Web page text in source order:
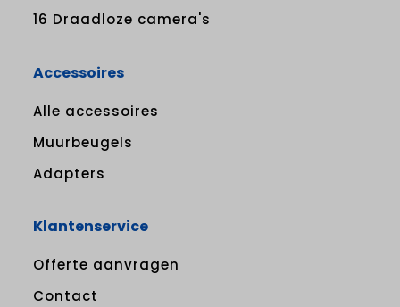
16 Draadloze camera's
Accessoires
Alle accessoires
Muurbeugels
Adapters
Klantenservice
Offerte aanvragen
Contact